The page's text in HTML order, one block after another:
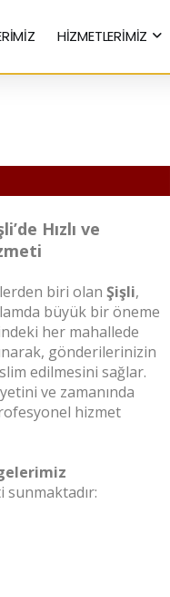
HİZMETLERİMİZ
Hızlı ve
biri olan Şişli,
büyük bir öneme
her mahallede
gönderilerinizin
edilmesini sağlar.
ve zamanında
hizmet
sunmaktadır: